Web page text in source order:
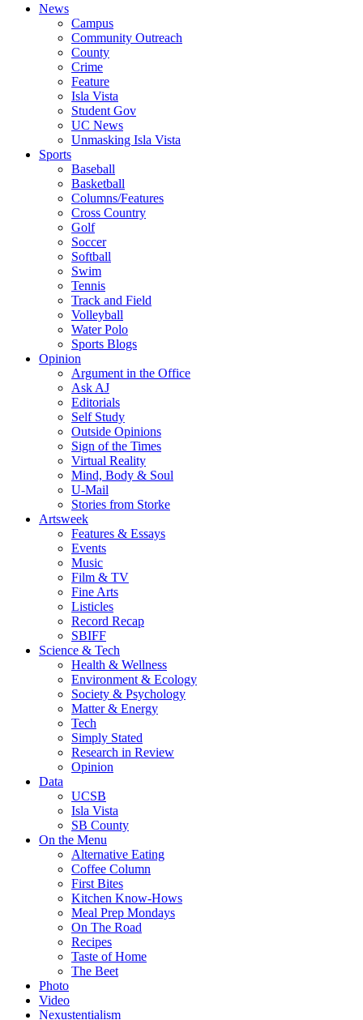
News
Campus
Community Outreach
County
Crime
Feature
Isla Vista
Student Gov
UC News
Unmasking Isla Vista
Sports
Baseball
Basketball
Columns/Features
Cross Country
Golf
Soccer
Softball
Swim
Tennis
Track and Field
Volleyball
Water Polo
Sports Blogs
Opinion
Argument in the Office
Ask AJ
Editorials
Self Study
Outside Opinions
Sign of the Times
Virtual Reality
Mind, Body & Soul
U-Mail
Stories from Storke
Artsweek
Features & Essays
Events
Music
Film & TV
Fine Arts
Listicles
Record Recap
SBIFF
Science & Tech
Health & Wellness
Environment & Ecology
Society & Psychology
Matter & Energy
Tech
Simply Stated
Research in Review
Opinion
Data
UCSB
Isla Vista
SB County
On the Menu
Alternative Eating
Coffee Column
First Bites
Kitchen Know-Hows
Meal Prep Mondays
On The Road
Recipes
Taste of Home
The Beet
Photo
Video
Nexustentialism